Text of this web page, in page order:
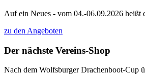
Auf ein Neues - vom 04.-06.09.2026
zu den Angeboten
Der nächste Vereins-Shop
Nach dem Wolfsburger Drachenboot-Cup